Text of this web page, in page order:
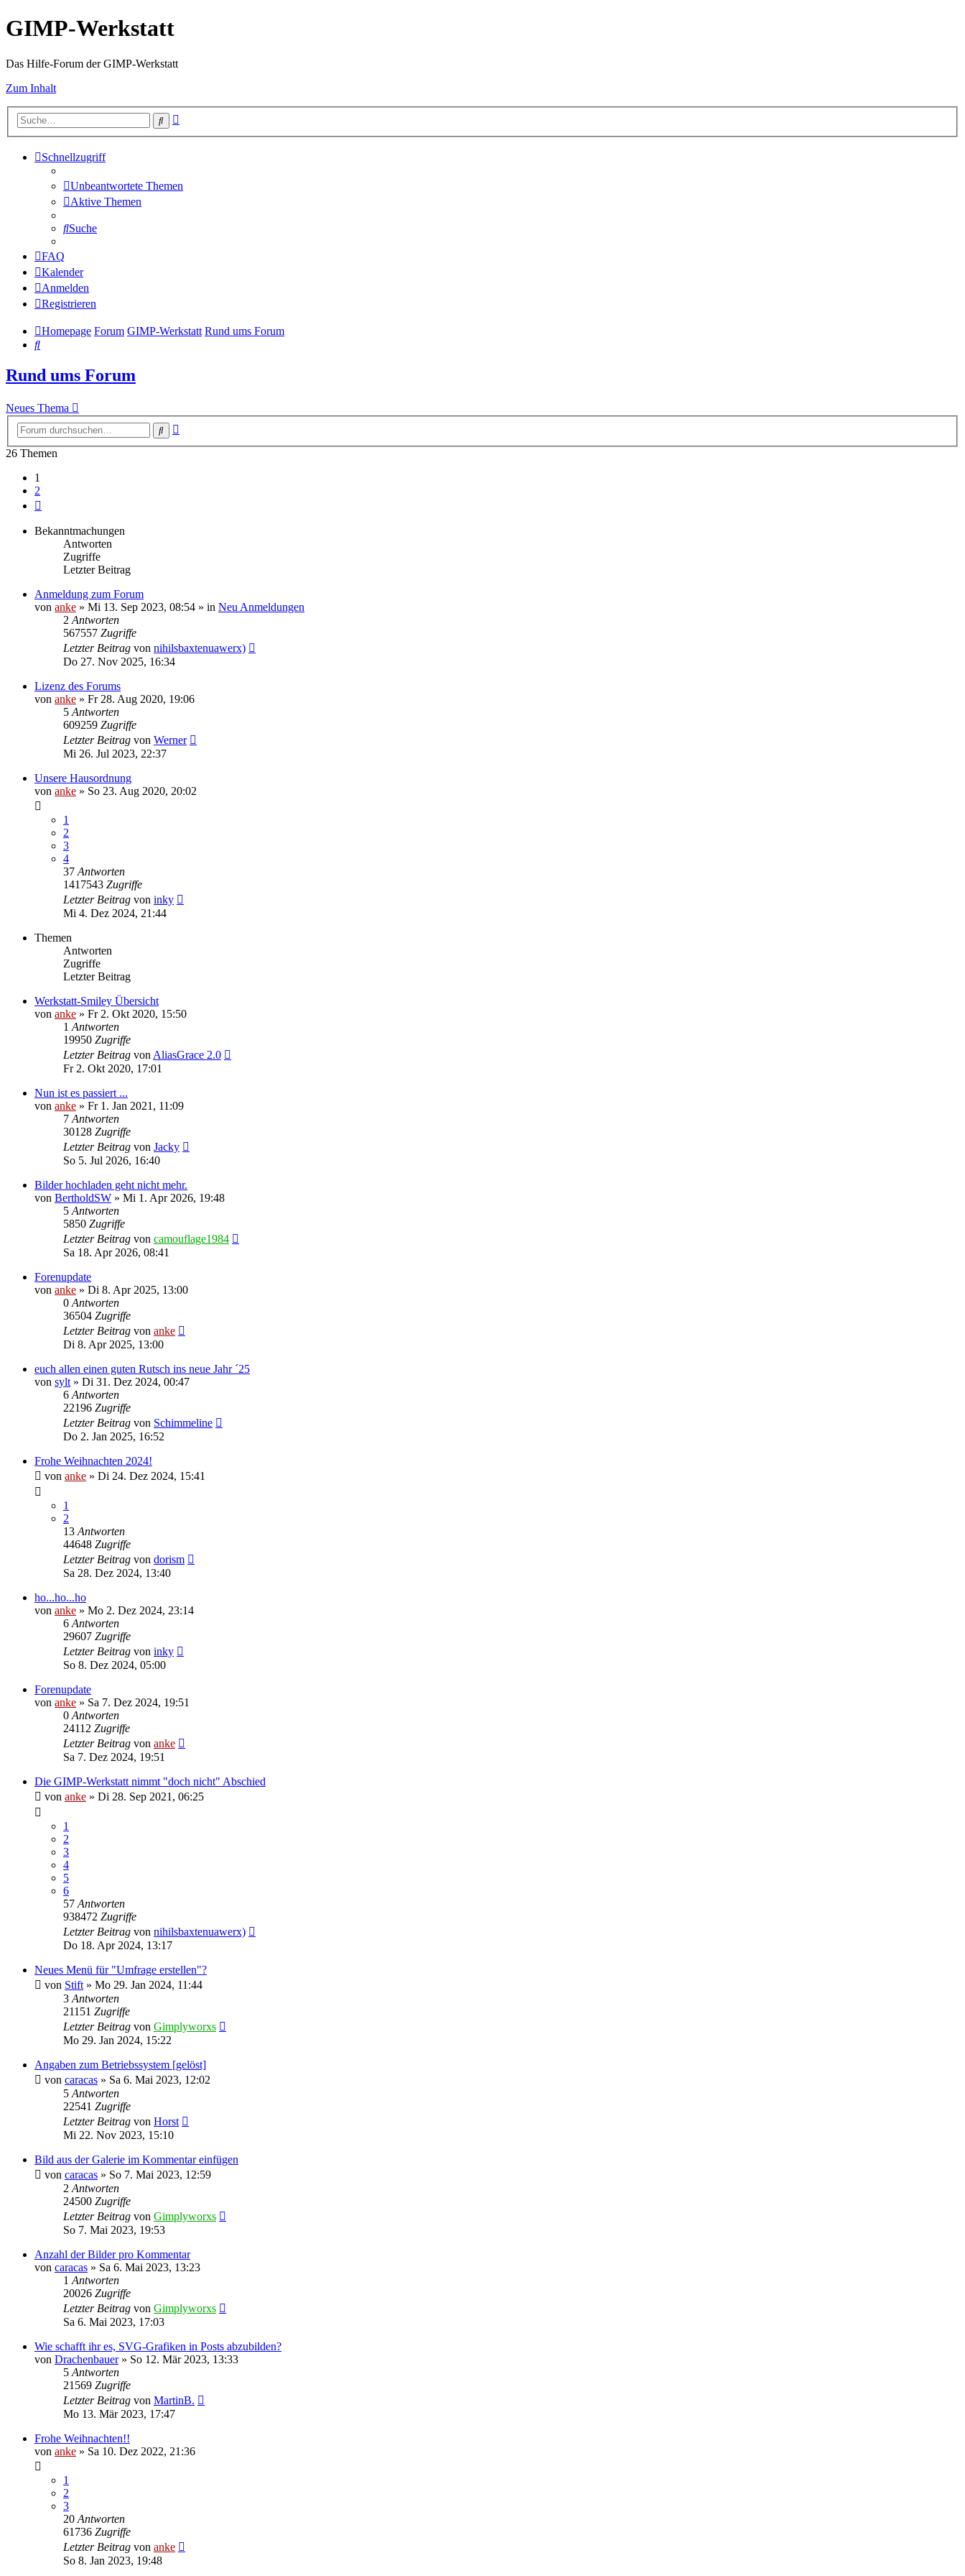
GIMP-Werkstatt
Das Hilfe-Forum der GIMP-Werkstatt
Zum Inhalt
Suche
Schnellzugriff
Unbeantwortete Themen
Aktive Themen
Suche
FAQ
Kalender
Anmelden
Registrieren
Homepage Forum GIMP-Werkstatt Rund ums Forum
Suche
Rund ums Forum
Neues Thema
Suche
26 Themen
1
2
Bekanntmachungen
Antworten
Zugriffe
Letzter Beitrag
Anmeldung zum Forum
von anke » Mi 13. Sep 2023, 08:54 » in Neu Anmeldungen
2 Antworten
567557 Zugriffe
Letzter Beitrag von nihilsbaxtenuawerx)
Do 27. Nov 2025, 16:34
Lizenz des Forums
von anke » Fr 28. Aug 2020, 19:06
5 Antworten
609259 Zugriffe
Letzter Beitrag von Werner
Mi 26. Jul 2023, 22:37
Unsere Hausordnung
von anke » So 23. Aug 2020, 20:02
1
2
3
4
37 Antworten
1417543 Zugriffe
Letzter Beitrag von inky
Mi 4. Dez 2024, 21:44
Themen
Antworten
Zugriffe
Letzter Beitrag
Werkstatt-Smiley Übersicht
von anke » Fr 2. Okt 2020, 15:50
1 Antworten
19950 Zugriffe
Letzter Beitrag von AliasGrace 2.0
Fr 2. Okt 2020, 17:01
Nun ist es passiert ...
von anke » Fr 1. Jan 2021, 11:09
7 Antworten
30128 Zugriffe
Letzter Beitrag von Jacky
So 5. Jul 2026, 16:40
Bilder hochladen geht nicht mehr.
von BertholdSW » Mi 1. Apr 2026, 19:48
5 Antworten
5850 Zugriffe
Letzter Beitrag von camouflage1984
Sa 18. Apr 2026, 08:41
Forenupdate
von anke » Di 8. Apr 2025, 13:00
0 Antworten
36504 Zugriffe
Letzter Beitrag von anke
Di 8. Apr 2025, 13:00
euch allen einen guten Rutsch ins neue Jahr ´25
von sylt » Di 31. Dez 2024, 00:47
6 Antworten
22196 Zugriffe
Letzter Beitrag von Schimmeline
Do 2. Jan 2025, 16:52
Frohe Weihnachten 2024!
von anke » Di 24. Dez 2024, 15:41
1
2
13 Antworten
44648 Zugriffe
Letzter Beitrag von dorism
Sa 28. Dez 2024, 13:40
ho...ho...ho
von anke » Mo 2. Dez 2024, 23:14
6 Antworten
29607 Zugriffe
Letzter Beitrag von inky
So 8. Dez 2024, 05:00
Forenupdate
von anke » Sa 7. Dez 2024, 19:51
0 Antworten
24112 Zugriffe
Letzter Beitrag von anke
Sa 7. Dez 2024, 19:51
Die GIMP-Werkstatt nimmt "doch nicht" Abschied
von anke » Di 28. Sep 2021, 06:25
1
2
3
4
5
6
57 Antworten
938472 Zugriffe
Letzter Beitrag von nihilsbaxtenuawerx)
Do 18. Apr 2024, 13:17
Neues Menü für "Umfrage erstellen"?
von Stift » Mo 29. Jan 2024, 11:44
3 Antworten
21151 Zugriffe
Letzter Beitrag von Gimplyworxs
Mo 29. Jan 2024, 15:22
Angaben zum Betriebssystem [gelöst]
von caracas » Sa 6. Mai 2023, 12:02
5 Antworten
22541 Zugriffe
Letzter Beitrag von Horst
Mi 22. Nov 2023, 15:10
Bild aus der Galerie im Kommentar einfügen
von caracas » So 7. Mai 2023, 12:59
2 Antworten
24500 Zugriffe
Letzter Beitrag von Gimplyworxs
So 7. Mai 2023, 19:53
Anzahl der Bilder pro Kommentar
von caracas » Sa 6. Mai 2023, 13:23
1 Antworten
20026 Zugriffe
Letzter Beitrag von Gimplyworxs
Sa 6. Mai 2023, 17:03
Wie schafft ihr es, SVG-Grafiken in Posts abzubilden?
von Drachenbauer» So 12. Mär 2023, 13:33
5 Antworten
21569 Zugriffe
Letzter Beitrag von MartinB.
Mo 13. Mär 2023, 17:47
Frohe Weihnachten!!
von anke » Sa 10. Dez 2022, 21:36
1
2
3
20 Antworten
61736 Zugriffe
Letzter Beitrag von anke
So 8. Jan 2023, 19:48